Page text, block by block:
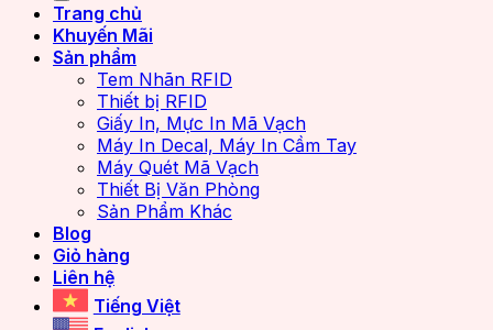
Trang chủ
Khuyến Mãi
Sản phẩm
Tem Nhãn RFID
Thiết bị RFID
Giấy In, Mực In Mã Vạch
Máy In Decal, Máy In Cầm Tay
Máy Quét Mã Vạch
Thiết Bị Văn Phòng
Sản Phẩm Khác
Blog
Giỏ hàng
Liên hệ
Tiếng Việt